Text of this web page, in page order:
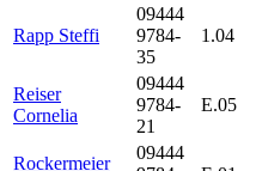
Rapp Steffi
09444
9784-
35
1.04
Reiser
Cornelia
09444
9784-
21
E.05
Rockermeier
09444